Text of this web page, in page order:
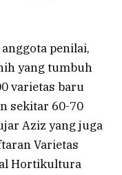
penilai,
yang tumbuh
varietas baru
sekitar 60-70
Aziz yang juga
Varietas
Hortikultura